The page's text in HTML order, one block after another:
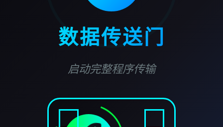
数据传送门
启动完整程序传输